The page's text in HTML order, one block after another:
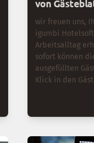
von
wir freuen uns,
igumbi
Arbeitsalltag
sofort können
ausgefüllten
Klick in den
die Qualität der
oder ungenau